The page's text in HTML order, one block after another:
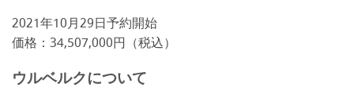
2021年10月29日予約開始
価格：34,507,000円（税込）
ウルベルクについて